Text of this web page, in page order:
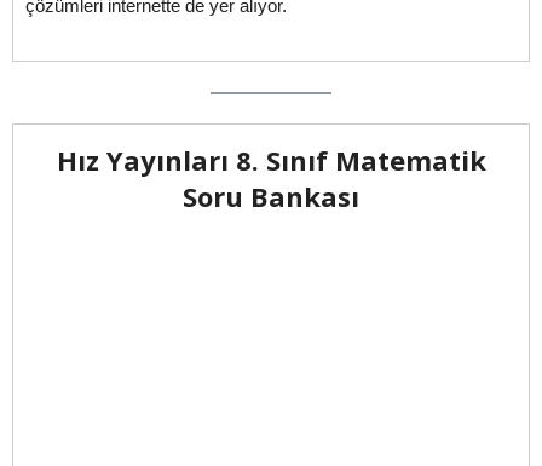
çözümleri internette de yer alıyor.
Hız Yayınları 8. Sınıf Matematik
Soru Bankası